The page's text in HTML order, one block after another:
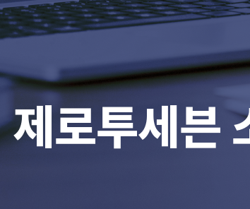
재무정보
IR 자료실
Love Project
가족친화경영문화
제로투세븐